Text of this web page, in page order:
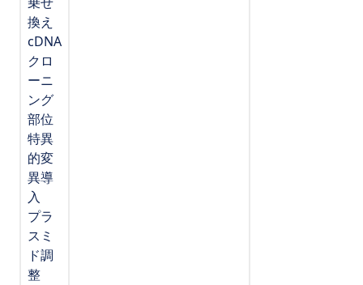
換え
cDNA
クロ
ーニ
ング
部位
特異
的変
異導
入
プラ
スミ
ド調
整